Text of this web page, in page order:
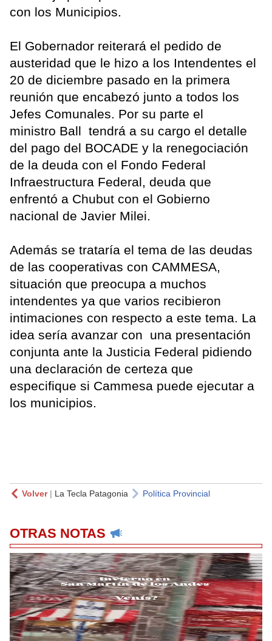
con los Municipios.
El Gobernador reiterará el pedido de
austeridad que le hizo a los Intendentes el
20 de diciembre pasado en la primera
reunión que encabezó junto a todos los
Jefes Comunales. Por su parte el
ministro Ball tendrá a su cargo el detalle
del pago del BOCADE y la renegociación
de la deuda con el Fondo Federal
Infraestructura Federal, deuda que
enfrentó a Chubut con el Gobierno
nacional de Javier Milei.
Además se trataría el tema de las deudas
de las cooperativas con CAMMESA,
situación que preocupa a muchos
intendentes ya que varios recibieron
intimaciones con respecto a este tema. La
idea sería avanzar con una presentación
conjunta ante la Justicia Federal pidiendo
una declaración de certeza que
especifique si Cammesa puede ejecutar a
los municipios.
Volver| La Tecla Patagonia Política Provincial
OTRAS NOTAS